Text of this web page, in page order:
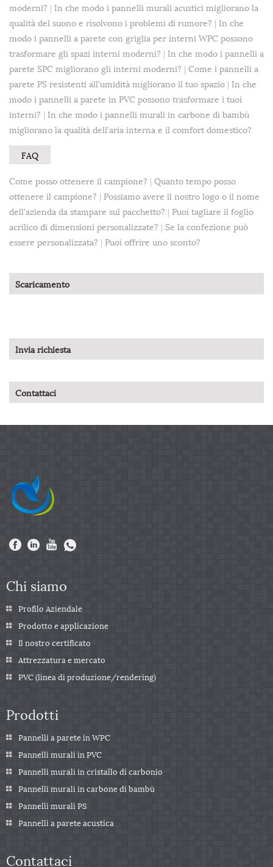
moderni? | In che modo i pannelli murali acustici migliorano la
qualità del suono e risolvono i problemi di rumore? | In che
modo i pannelli a parete con griglia per interni WPC possono
trasformare gli spazi interni moderni? | In che modo i pannelli a
parete SPC migliorano gli interni moderni? | Come i pannelli a
parete PS resistenti all'umidità migliorano il tuo spazio | In che
modo i pannelli a parete in PVC possono trasformare i tuoi
interni? | In che modo i pannelli murali in carbone di bambù
migliorano la qualità dell'aria interna e il comfort domestico?
FAQ
Come posso ottenere il campione? | Quanto tempo posso
ottenere il campione? | Possiamo avere il nostro logo o il nome
dell'azienda da stampare sul pacchetto? | Puoi tagliare il foglio
acrilico di dimensioni personalizzate? | Se la confezione può
essere personalizzata? | Puoi offrire uno sconto?
Scaricamento
Invia richiesta
Contattaci
Chi siamo
Profilo Aziendale
Prodotto e applicazione
Il nostro certificato
Attrezzatura e mercato
PVC (linea di produzione/rendering)
Prodotti
Pannelli a parete in WPC
Pannelli murali in PVC
Pannelli murali in cristallo di carbonio
Pannelli murali in carbone di bambù
Pannelli murali PS
Pannelli a parete acustica
Contattaci